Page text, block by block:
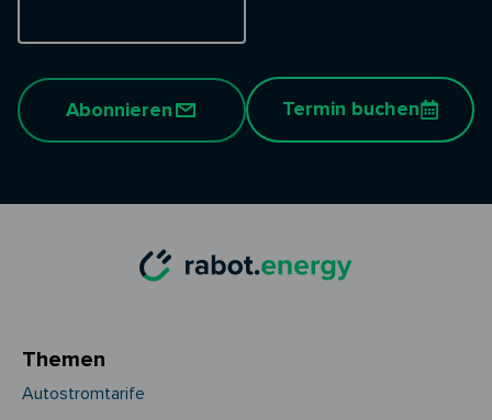
Abonnieren Termin buchen
Themen
Autostromtarife